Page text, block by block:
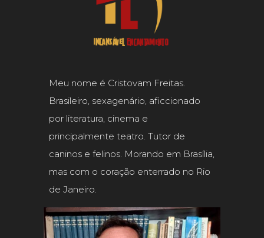
Meu nome é Cristovam Freitas.
Brasileiro, sexagenário, aficcionado
por literatura, cinema e
principalmente teatro. Tutor de
caninos e felinos. Morando em Brasília,
mas com o coração enterrado no Rio
de Janeiro.